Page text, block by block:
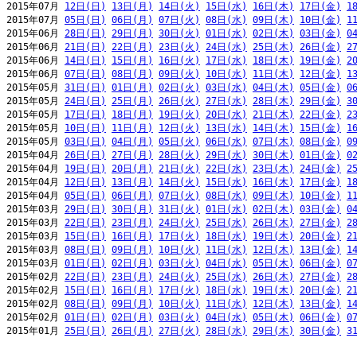
2015年07月 12日(日) 13日(月) 14日(火) 15日(水) 16日(木) 17日(金)
2015年07月 05日(日) 06日(月) 07日(火) 08日(水) 09日(木) 10日(金)
2015年06月 28日(日) 29日(月) 30日(火) 01日(水) 02日(木) 03日(金)
2015年06月 21日(日) 22日(月) 23日(火) 24日(水) 25日(木) 26日(金)
2015年06月 14日(日) 15日(月) 16日(火) 17日(水) 18日(木) 19日(金)
2015年06月 07日(日) 08日(月) 09日(火) 10日(水) 11日(木) 12日(金)
2015年05月 31日(日) 01日(月) 02日(火) 03日(水) 04日(木) 05日(金)
2015年05月 24日(日) 25日(月) 26日(火) 27日(水) 28日(木) 29日(金)
2015年05月 17日(日) 18日(月) 19日(火) 20日(水) 21日(木) 22日(金)
2015年05月 10日(日) 11日(月) 12日(火) 13日(水) 14日(木) 15日(金)
2015年05月 03日(日) 04日(月) 05日(火) 06日(水) 07日(木) 08日(金)
2015年04月 26日(日) 27日(月) 28日(火) 29日(水) 30日(木) 01日(金)
2015年04月 19日(日) 20日(月) 21日(火) 22日(水) 23日(木) 24日(金)
2015年04月 12日(日) 13日(月) 14日(火) 15日(水) 16日(木) 17日(金)
2015年04月 05日(日) 06日(月) 07日(火) 08日(水) 09日(木) 10日(金)
2015年03月 29日(日) 30日(月) 31日(火) 01日(水) 02日(木) 03日(金)
2015年03月 22日(日) 23日(月) 24日(火) 25日(水) 26日(木) 27日(金)
2015年03月 15日(日) 16日(月) 17日(火) 18日(水) 19日(木) 20日(金)
2015年03月 08日(日) 09日(月) 10日(火) 11日(水) 12日(木) 13日(金)
2015年03月 01日(日) 02日(月) 03日(火) 04日(水) 05日(木) 06日(金)
2015年02月 22日(日) 23日(月) 24日(火) 25日(水) 26日(木) 27日(金)
2015年02月 15日(日) 16日(月) 17日(火) 18日(水) 19日(木) 20日(金)
2015年02月 08日(日) 09日(月) 10日(火) 11日(水) 12日(木) 13日(金)
2015年02月 01日(日) 02日(月) 03日(火) 04日(水) 05日(木) 06日(金)
2015年01月 25日(日) 26日(月) 27日(火) 28日(水) 29日(木) 30日(金)